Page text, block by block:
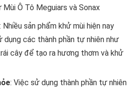
: Nhiều sản phẩm khử mùi hiện nay
dụng các thành phần tự nhiên như
cây để tạo ra hương thơm và khử
: Việc sử dụng thành phần tự nhiên